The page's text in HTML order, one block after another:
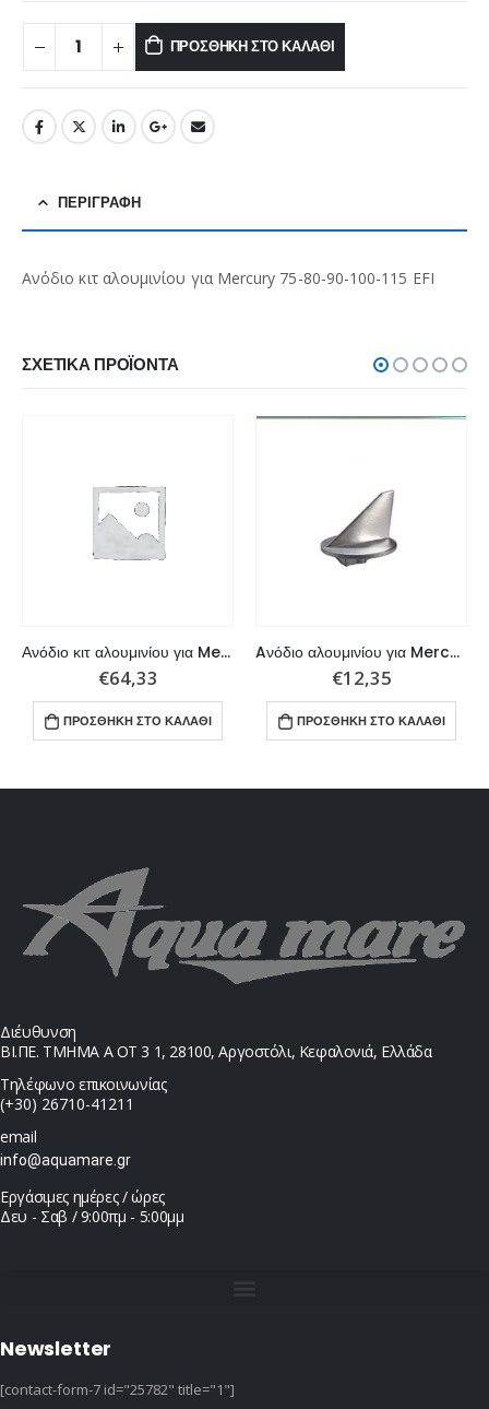
ΠΡΟΣΘΉΚΗ ΣΤΟ ΚΑΛΆΘΙ
ΠΕΡΙΓΡΑΦΉ
Ανόδιο κιτ αλουμινίου για Mercury 75-80-90-100-115 EFI
ΣΧΕΤΙΚΆ ΠΡΟΪΌΝΤΑ
Ανόδιο κιτ αλουμινίου για Mercury Verado 4
€64,33
ΠΡΟΣΘΉΚΗ ΣΤΟ ΚΑΛΆΘΙ
Aνόδιο αλουμινίου για Mercury-Mercruiser
€12,35
ΠΡΟΣΘΉΚΗ ΣΤΟ ΚΑΛΆΘΙ
Διέυθυνση
ΒΙ.ΠΕ. ΤΜΗΜΑ Α ΟΤ 3 1, 28100, Αργοστόλι, Κεφαλονιά, Ελλάδα
Τηλέφωνο επικοινωνίας
(+30) 26710-41211
email
info@aquamare.gr
Εργάσιμες ημέρες / ώρες
Δευ - Σαβ / 9:00πμ - 5:00μμ
Newsletter
[contact-form-7 id="25782" title="1"]